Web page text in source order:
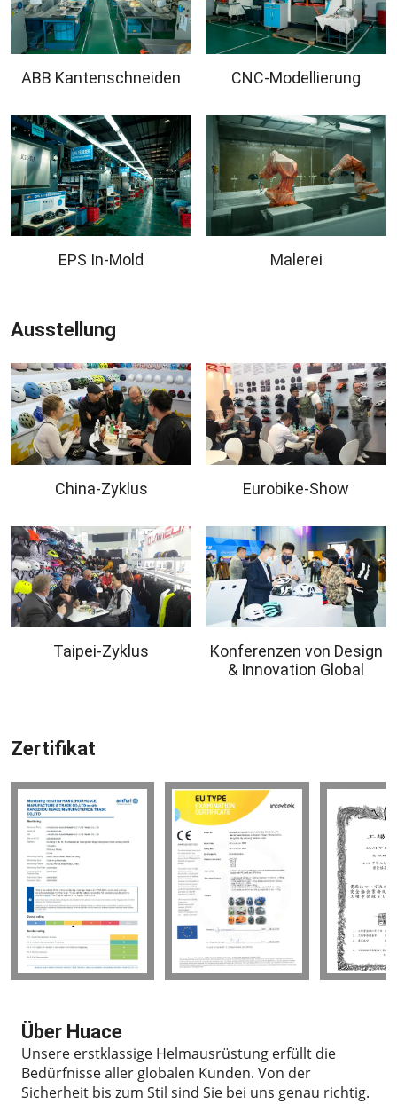
ABB Kantenschneiden CNC-Modellierung
EPS In-Mold Malerei
Ausstellung
China-Zyklus Eurobike-Show
Taipei-Zyklus
Konferenzen von Design
& Innovation Global
Zertifikat
Über Huace
Unsere erstklassige Helmausrüstung erfüllt die
Bedürfnisse aller globalen Kunden. Von der
Sicherheit bis zum Stil sind Sie bei uns genau richtig.